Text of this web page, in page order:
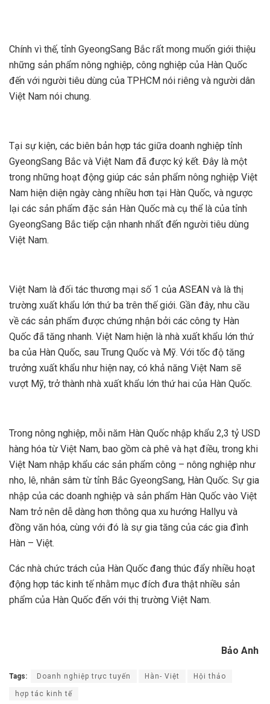
Chính vì thế, tỉnh GyeongSang Bắc rất mong muốn giới thiệu
những sản phẩm nông nghiệp, công nghiệp của Hàn Quốc
đến với người tiêu dùng của TPHCM nói riêng và người dân
Việt Nam nói chung.
Tại sự kiện, các biên bản hợp tác giữa doanh nghiệp tỉnh
GyeongSang Bắc và Việt Nam đã được ký kết. Đây là một
trong những hoạt động giúp các sản phẩm nông nghiệp Việt
Nam hiện diện ngày càng nhiều hơn tại Hàn Quốc, và ngược
lại các sản phẩm đặc sản Hàn Quốc mà cụ thể là của tỉnh
GyeongSang Bắc tiếp cận nhanh nhất đến người tiêu dùng
Việt Nam.
Việt Nam là đối tác thương mại số 1 của ASEAN và là thị
trường xuất khẩu lớn thứ ba trên thế giới. Gần đây, nhu cầu
về các sản phẩm được chứng nhận bởi các công ty Hàn
Quốc đã tăng nhanh. Việt Nam hiện là nhà xuất khẩu lớn thứ
ba của Hàn Quốc, sau Trung Quốc và Mỹ. Với tốc độ tăng
trưởng xuất khẩu như hiện nay, có khả năng Việt Nam sẽ
vượt Mỹ, trở thành nhà xuất khẩu lớn thứ hai của Hàn Quốc.
Trong nông nghiệp, mỗi năm Hàn Quốc nhập khẩu 2,3 tỷ USD
hàng hóa từ Việt Nam, bao gồm cà phê và hạt điều, trong khi
Việt Nam nhập khẩu các sản phẩm công – nông nghiệp như
nho, lê, nhân sâm từ tỉnh Bắc GyeongSang, Hàn Quốc. Sự gia
nhập của các doanh nghiệp và sản phẩm Hàn Quốc vào Việt
Nam trở nên dễ dàng hơn thông qua xu hướng Hallyu và
đồng văn hóa, cùng với đó là sự gia tăng của các gia đình
Hàn – Việt.
Các nhà chức trách của Hàn Quốc đang thúc đẩy nhiều hoạt
động hợp tác kinh tế nhằm mục đích đưa thật nhiều sản
phẩm của Hàn Quốc đến với thị trường Việt Nam.
Bảo Anh
Tags: Doanh nghiệp trực tuyến Hàn- Việt Hội thảo
hợp tác kinh tế